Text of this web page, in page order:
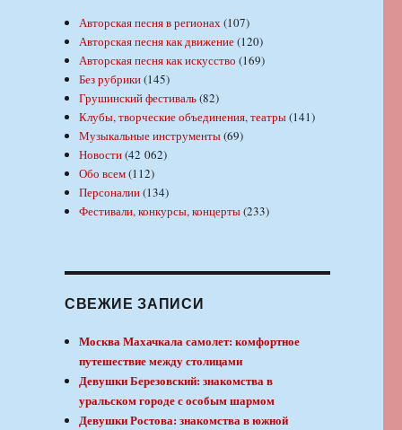
Авторская песня в регионах(107)
Авторская песня как движение(120)
Авторская песня как искусство (169)
Без рубрики(145)
Грушинский фестиваль(82)
Клубы, творческие объединения, театры(141)
Музыкальные инструменты(69)
Новости(42 062)
Обо всем(112)
Персоналии(134)
Фестивали, конкурсы, концерты(233)
СВЕЖИЕ ЗАПИСИ
Москва Махачкала самолет: комфортное
путешествие между столицами
Девушки Березовский: знакомства в
уральском городе с особым шармом
Девушки Ростова: знакомства в южной